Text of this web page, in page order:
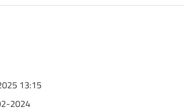
13:15
2024